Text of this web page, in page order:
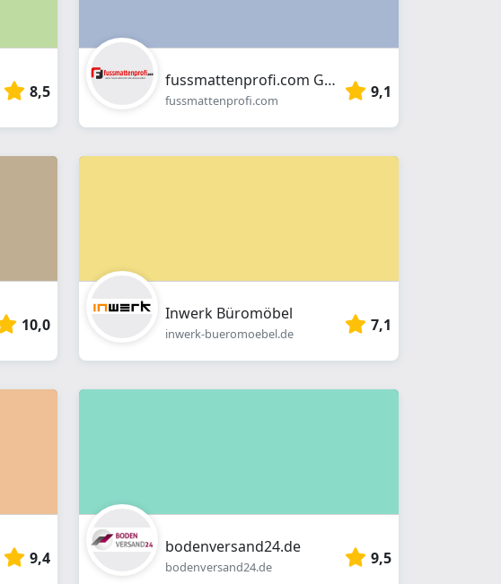
8,5
fussmattenprofi.com GmbH
fussmattenprofi.com 9,1
10,0
Inwerk Büromöbel
inwerk-bueromoebel.de 7,1
9,4
bodenversand24.de
bodenversand24.de 9,5